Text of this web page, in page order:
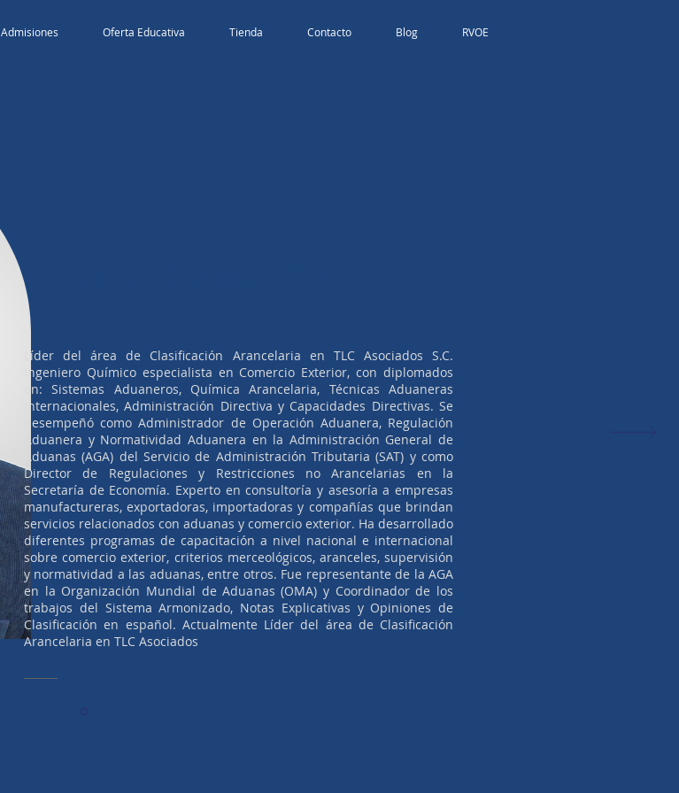
Admisiones Oferta Educativa Tienda Contacto Blog RVOE
Líder del área de Clasificación Arancelaria en TLC Asociados S.C.
Ingeniero Químico especialista en Comercio Exterior, con diplomados
en: Sistemas Aduaneros, Química Arancelaria, Técnicas Aduaneras
Internacionales, Administración Directiva y Capacidades Directivas. Se
desempeñó como Administrador de Operación Aduanera, Regulación
Aduanera y Normatividad Aduanera en la Administración General de
Aduanas (AGA) del Servicio de Administración Tributaria (SAT) y como
Director de Regulaciones y Restricciones no Arancelarias en la
Secretaría de Economía. Experto en consultoría y asesoría a empresas
manufactureras, exportadoras, importadoras y compañías que brindan
servicios relacionados con aduanas y comercio exterior. Ha desarrollado
diferentes programas de capacitación a nivel nacional e internacional
sobre comercio exterior, criterios merceológicos, aranceles, supervisión
y normatividad a las aduanas, entre otros. Fue representante de la AGA
en la Organización Mundial de Aduanas (OMA) y Coordinador de los
trabajos del Sistema Armonizado, Notas Explicativas y Opiniones de
Clasificación en español. Actualmente Líder del área de Clasificación
Arancelaria en TLC Asociados